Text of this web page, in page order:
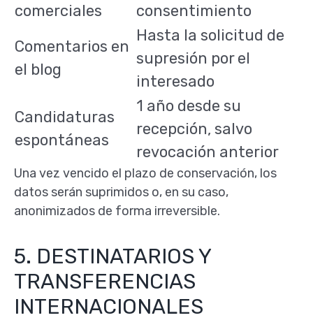
comerciales
consentimiento
Comentarios en
el blog
Hasta la solicitud de
supresión por el
interesado
Candidaturas
espontáneas
1 año desde su
recepción, salvo
revocación anterior
Una vez vencido el plazo de conservación, los
datos serán suprimidos o, en su caso,
anonimizados de forma irreversible.
5. DESTINATARIOS Y
TRANSFERENCIAS
INTERNACIONALES